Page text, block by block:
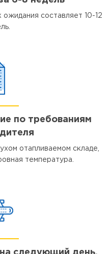
составляет 10-12
по требованиям
отапливаемом складе,
температура.
следующий день,